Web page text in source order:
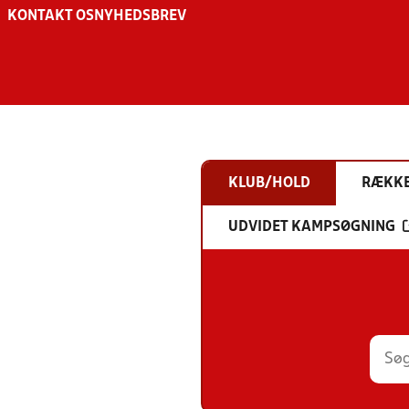
KONTAKT OS NYHEDSBREV
KLUB/HOLD
UDVIDET KAMPSØGNING